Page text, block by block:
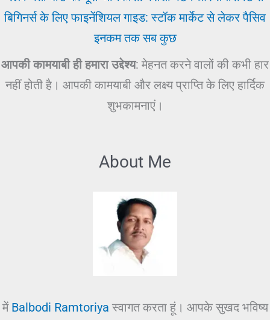
बिगिनर्स के लिए फाइनेंशियल गाइड: स्टॉक मार्केट से लेकर पैसिव
इनकम तक सब कुछ
आपकी कामयाबी ही हमारा उद्देश्य: मेहनत करने वालों की कभी हार
नहीं होती है। आपकी कामयाबी और लक्ष्य प्राप्ति के लिए हार्दिक
शुभकामनाएं।
About Me
में Balbodi Ramtoriya स्वागत करता हूं। आपके सुखद भविष्य